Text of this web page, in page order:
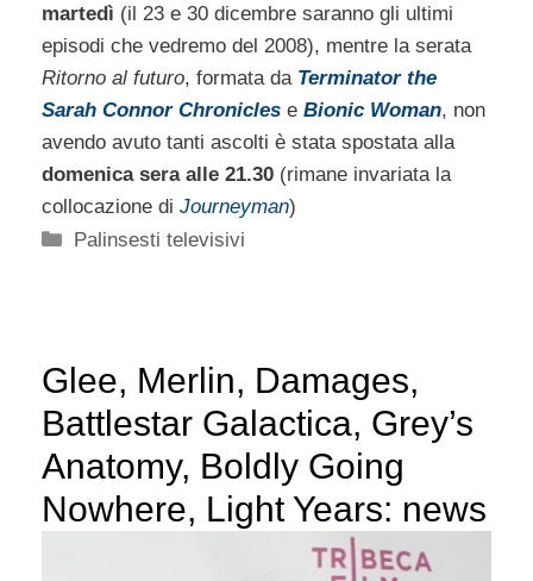
martedì (il 23 e 30 dicembre saranno gli ultimi
episodi che vedremo del 2008), mentre la serata
Ritorno al futuro, formata da Terminator the
Sarah Connor Chronicles e Bionic Woman, non
avendo avuto tanti ascolti è stata spostata alla
domenica sera alle 21.30 (rimane invariata la
collocazione di Journeyman)
Categorie
Palinsesti televisivi
Glee, Merlin, Damages,
Battlestar Galactica, Grey’s
Anatomy, Boldly Going
Nowhere, Light Years: news